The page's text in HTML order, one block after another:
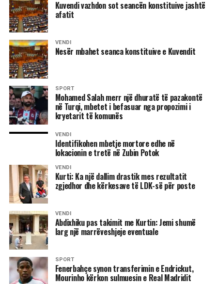
njoftohet se forcat serbe kanë pësuar dëme të
konsiderueshme.
Edhe në fshatrat e Rekës së Keqe, mbrëmë janë zhvilluar
luftime, sidomos në brezin e ngushtë kufitar nga fshati
Koshare deri në rrethin e Junikut.
Njoftohet se forcat vendore të rezistencës dhe njësitet e
UÇK-së janë rivendosur në pozicione të tjera, ndërsa një
pjesë e popullatës së zhvendosur nga fshatrat Sheremet e
Ramoc pasi ishin kthyer në shtëpitë e tyre, dje pasdite
forcat ushtarake serbe shtinë me raketa në drejtim të
këtyre fshatrave dhe popullatën e këtushme e detyruan që
të zhvendoset sërish.
Edhe sot në Gjakovë, po vazhdon ardhja e të zhvendosurve
nga shumë fshatra, që janë goditur nga flakët e luftës.
Edhe paralagjet e qytetit janë nën presion të fluksit të
madh të të ikurve. Përkundër përpjekjeve, gjendja
humanitare është shkallëzuar tepër, si në aspektin e
strehimit, po ashtu edhe në atë të ushqimit dhe kujdesit
mjekësor.
Kuvendi vazhdon sot seancën konstituive jashtë
afatit
VENDI
Nesër mbahet seanca konstituive e Kuvendit
SPORT
Mohamed Salah merr një dhuratë të pazakontë
në Turqi, mbetet i befasuar nga propozimi i
kryetarit të komunës
VENDI
Identifikohen mbetje mortore edhe në
lokacionin e tretë në Zubin Potok
VENDI
Kurti: Ka një dallim drastik mes rezultatit
zgjedhor dhe kërkesave të LDK-së për poste
VENDI
Abdixhiku pas takimit me Kurtin: Jemi shumë
larg një marrëveshjeje eventuale
SPORT
Fenerbahçe synon transferimin e Endrickut,
Mourinho kërkon sulmuesin e Real Madridit